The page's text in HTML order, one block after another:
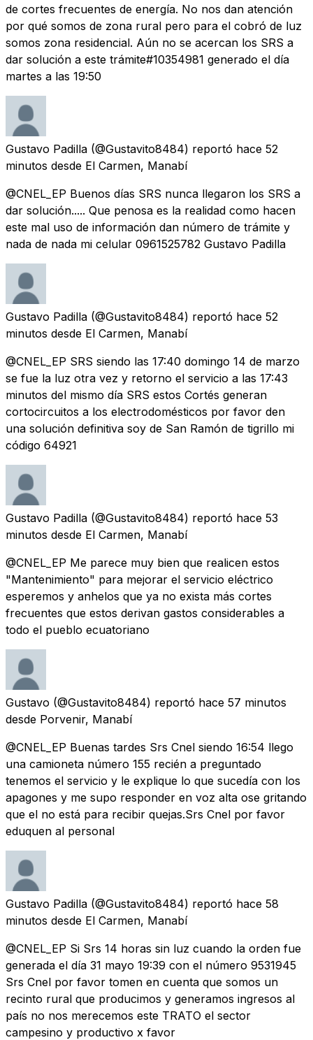
de cortes frecuentes de energía. No nos dan atención
por qué somos de zona rural pero para el cobró de luz
somos zona residencial. Aún no se acercan los SRS a
dar solución a este trámite#10354981 generado el día
martes a las 19:50
Gustavo Padilla (@Gustavito8484) reportó hace 52
minutos desde El Carmen, Manabí
@CNEL_EP Buenos días SRS nunca llegaron los SRS a
dar solución..... Que penosa es la realidad como hacen
este mal uso de información dan número de trámite y
nada de nada mi celular 0961525782 Gustavo Padilla
Gustavo Padilla (@Gustavito8484) reportó hace 52
minutos desde El Carmen, Manabí
@CNEL_EP SRS siendo las 17:40 domingo 14 de marzo
se fue la luz otra vez y retorno el servicio a las 17:43
minutos del mismo día SRS estos Cortés generan
cortocircuitos a los electrodomésticos por favor den
una solución definitiva soy de San Ramón de tigrillo mi
código 64921
Gustavo Padilla (@Gustavito8484) reportó hace 53
minutos desde El Carmen, Manabí
@CNEL_EP Me parece muy bien que realicen estos
"Mantenimiento" para mejorar el servicio eléctrico
esperemos y anhelos que ya no exista más cortes
frecuentes que estos derivan gastos considerables a
todo el pueblo ecuatoriano
Gustavo (@Gustavito8484) reportó hace 57 minutos
desde Porvenir, Manabí
@CNEL_EP Buenas tardes Srs Cnel siendo 16:54 llego
una camioneta número 155 recién a preguntado
tenemos el servicio y le explique lo que sucedía con los
apagones y me supo responder en voz alta ose gritando
que el no está para recibir quejas.Srs Cnel por favor
eduquen al personal
Gustavo Padilla (@Gustavito8484) reportó hace 58
minutos desde El Carmen, Manabí
@CNEL_EP Si Srs 14 horas sin luz cuando la orden fue
generada el día 31 mayo 19:39 con el número 9531945
Srs Cnel por favor tomen en cuenta que somos un
recinto rural que producimos y generamos ingresos al
país no nos merecemos este TRATO el sector
campesino y productivo x favor